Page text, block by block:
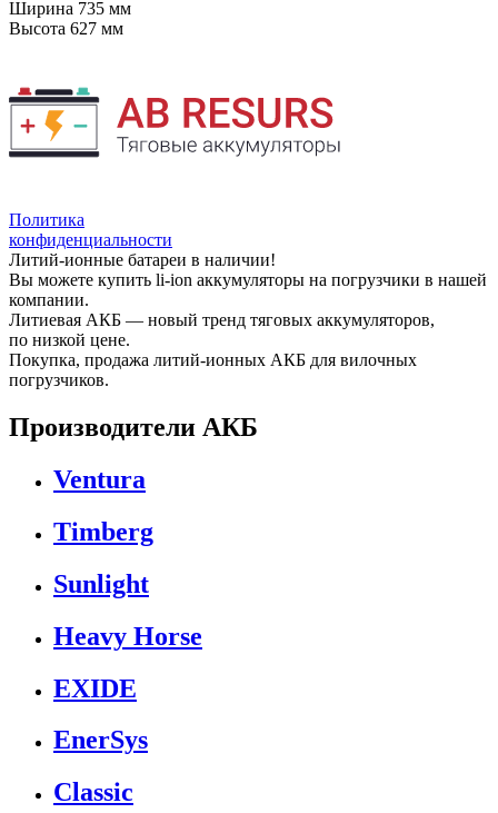
Ширина 735 мм
Высота 627 мм
Политика
конфиденциальности
Литий-ионные батареи в наличии!
Вы можете купить li-ion аккумуляторы на погрузчики в нашей
компании.
Литиевая АКБ — новый тренд тяговых аккумуляторов,
по низкой цене.
Покупка, продажа литий-ионных АКБ для вилочных
погрузчиков.
Производители АКБ
Ventura
Timberg
Sunlight
Heavy Horse
EXIDE
EnerSys
Classic